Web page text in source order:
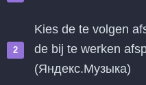
Kies de te volgen
de bij te werken
(Яндекс.Музыка)